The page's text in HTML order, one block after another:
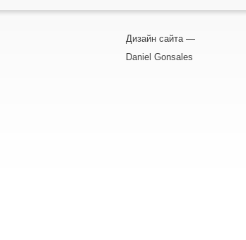
Дизайн сайта —
Daniel Gonsales